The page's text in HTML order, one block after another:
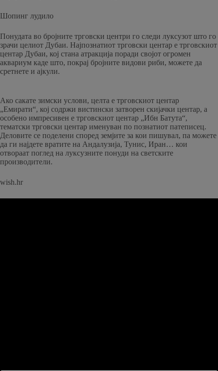
Шопинг лудило
Понудата во бројните трговски центри го следи луксузот што го
зрачи целиот Дубаи. Најпознатиот трговски центар е трговскиот
центар Дубаи, кој стана атракција поради својот огромен
аквариум каде што, покрај бројните видови риби, можете да
сретнете и ајкули.
Ако сакате зимски услови, целта е трговскиот центар
„Емирати“, кој содржи вистински затворен скијачки центар, а
особено импресивен е трговскиот центар „Ибн Батута“,
тематски трговски центар именуван по познатиот патеписец.
Деловите се поделени според земјите за кои пишувал, па можете
да ги најдете вратите на Андалузија, Тунис, Иран… кои
отвораат поглед на луксузните понуди на светските
производители.
wish.hr